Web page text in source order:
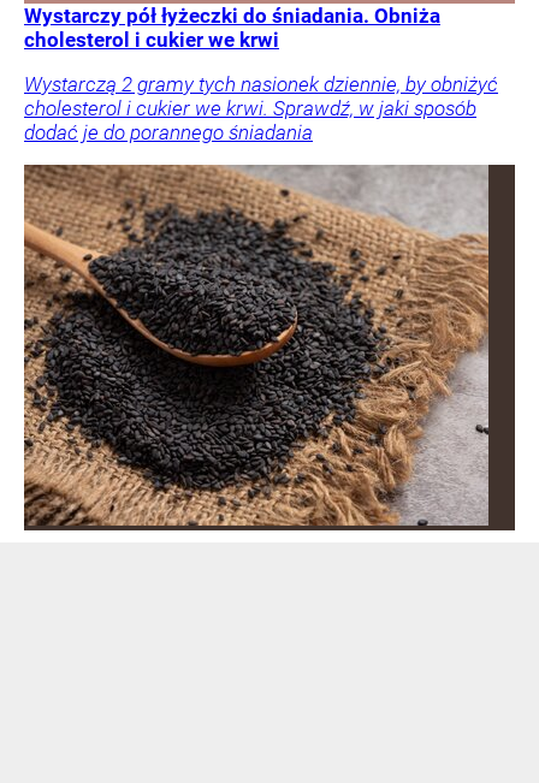
Wystarczy pół łyżeczki do śniadania. Obniża
cholesterol i cukier we krwi
Wystarczą 2 gramy tych nasionek dziennie, by obniżyć
cholesterol i cukier we krwi. Sprawdź, w jaki sposób
dodać je do porannego śniadania